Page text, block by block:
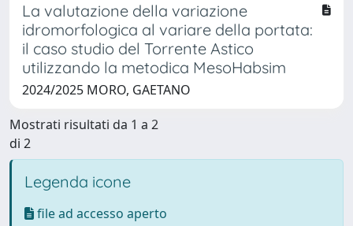
La valutazione della variazione
idromorfologica al variare della portata:
il caso studio del Torrente Astico
utilizzando la metodica MesoHabsim
2024/2025 MORO, GAETANO
Mostrati risultati da 1 a 2
di 2
Legenda icone
file ad accesso aperto